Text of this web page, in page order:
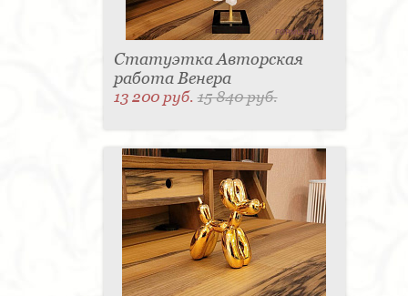
Статуэтка Авторская
работа Венера
13 200 руб.15 840 руб.